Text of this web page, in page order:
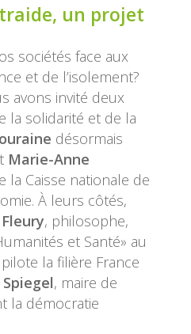
un projet
sociétés face aux
et de l’isolement?
avons invité deux
la solidarité et de la
désormais
Marie-Anne
la Caisse nationale de
À leurs côtés,
, philosophe,
et Santé» au
la filière France
, maire de
la démocratie